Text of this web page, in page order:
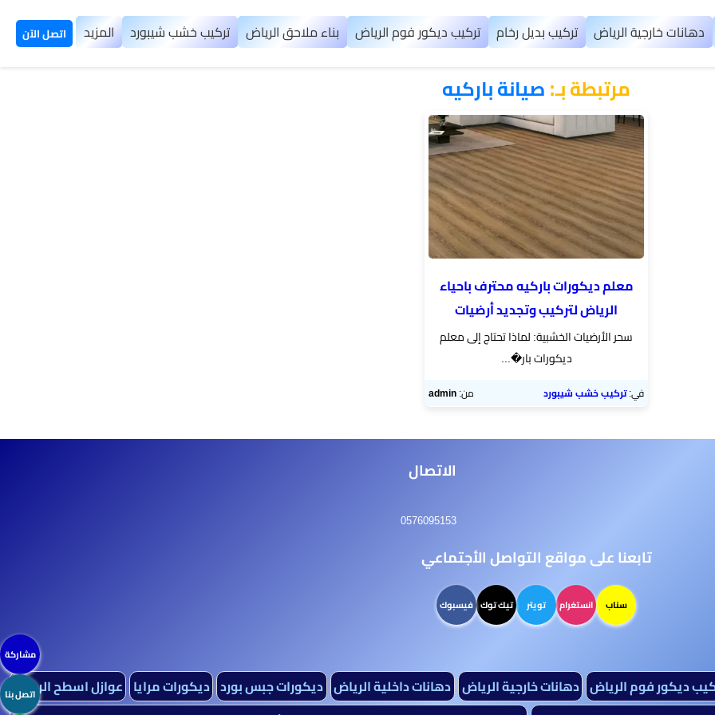
دهانات خارجية الرياض تركيب بديل رخام تركيب ديكور فوم الرياض بناء ملاحق الرياض تركيب خشب شيبورد المزيد اتصل الآن
مرتبطة بـ:صيانة باركيه
معلم ديكورات باركيه محترف باحياء
الرياض لتركيب وتجديد أرضيات
سحر الأرضيات الخشبية: لماذا تحتاج إلى معلم
ديكورات بار�...
في:تركيب خشب شيبورد من:admin
الاتصال
0576095153
تابعنا على مواقع التواصل الأجتماعي
سناب انستغرام تويتر تيك توك فيسبوك
ديكور فوم الرياض دهانات خارجية الرياض دهانات داخلية الرياض ديكورات جبس بورد ديكورات مرايا عوازل اسطح الرياض
مشاركة
اتصل بنا